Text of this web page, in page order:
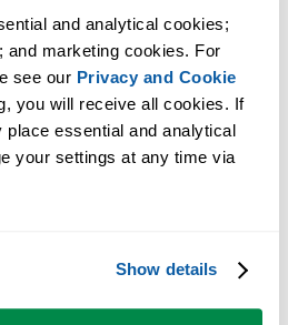
and analytical cookies;
and marketing cookies. For
see our Privacy and Cookie
you will receive all cookies. If
place essential and analytical
your settings at any time via
Show details
sofort loslegen.
und installieren. Kein Konto
folgen Sie den Schritten. Sie können